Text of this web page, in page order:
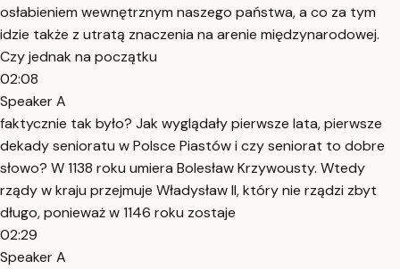
osłabieniem wewnętrznym naszego państwa, a co za tym
idzie także z utratą znaczenia na arenie międzynarodowej.
Czy jednak na początku
02:08
Speaker A
faktycznie tak było? Jak wyglądały pierwsze lata, pierwsze
dekady senioratu w Polsce Piastów i czy seniorat to dobre
słowo? W 1138 roku umiera Bolesław Krzywousty. Wtedy
rządy w kraju przejmuje Władysław II, który nie rządzi zbyt
długo, ponieważ w 1146 roku zostaje
02:29
Speaker A